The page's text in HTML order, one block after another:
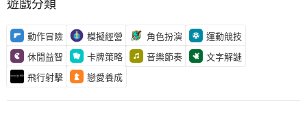
遊戲分類
動作冒險 模擬經營 角色扮演
運動競技
休閒益智
卡牌策略 音樂節奏
文字解謎
飛行射擊
戀愛養成